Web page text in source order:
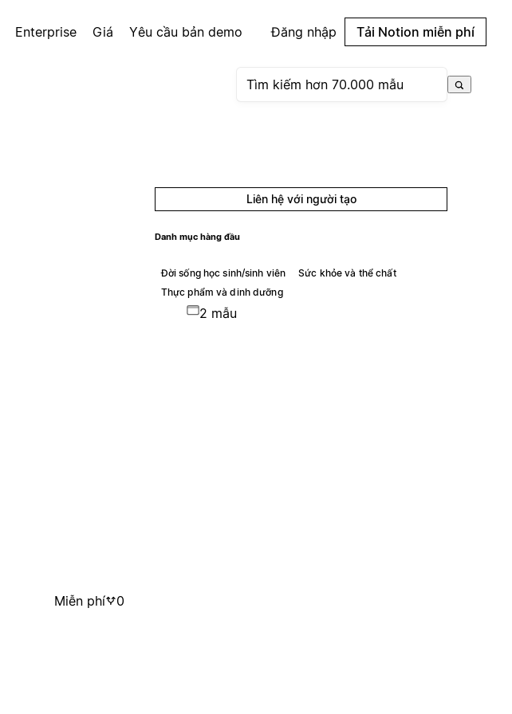
Enterprise Giá Yêu cầu bản demo Đăng nhập Tải Notion miễn phí
Liên hệ với người tạo
Danh mục hàng đầu
Đời sống học sinh/sinh viên
Sức khỏe và thể chất
Thực phẩm và dinh dưỡng
2 mẫu
Miễn phí 0